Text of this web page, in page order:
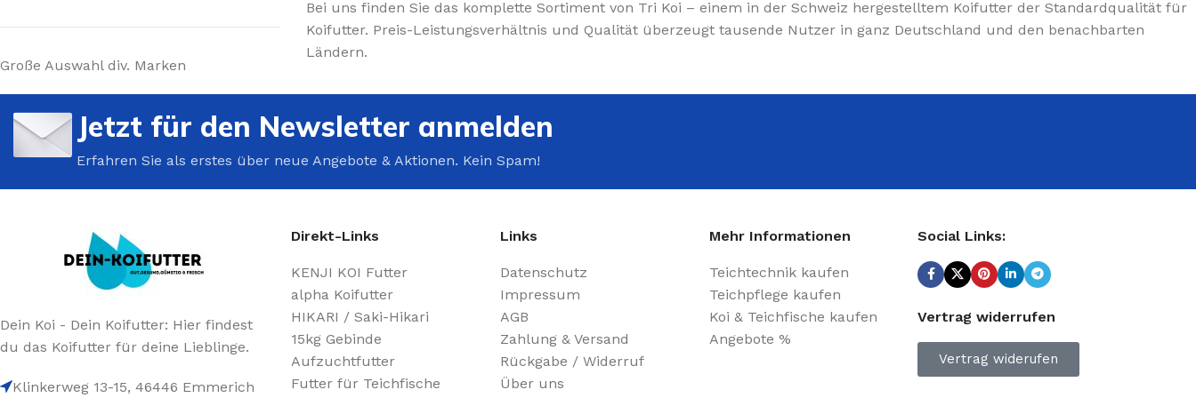
Jetzt kaufen
Große Auswahl div. Marken
Bei uns finden Sie das komplette Sortiment von Tri Koi – einem in der Schweiz hergestelltem Koifutter der Standardqualität für
Koifutter. Preis-Leistungsverhältnis und Qualität überzeugt tausende Nutzer in ganz Deutschland und den benachbarten
Ländern.
Jetzt für den Newsletter anmelden
Erfahren Sie als erstes über neue Angebote & Aktionen. Kein Spam!
Dein Koi - Dein Koifutter: Hier findest
du das Koifutter für deine Lieblinge.
Klinkerweg 13-15, 46446 Emmerich
Direkt-Links
KENJI KOI Futter
alpha Koifutter
HIKARI / Saki-Hikari
15kg Gebinde
Aufzuchtfutter
Futter für Teichfische
Links
Datenschutz
Impressum
AGB
Zahlung & Versand
Rückgabe / Widerruf
Über uns
Mehr Informationen
Teichtechnik kaufen
Teichpflege kaufen
Koi & Teichfische kaufen
Angebote %
Social Links:
Vertrag widerrufen
Vertrag widerufen